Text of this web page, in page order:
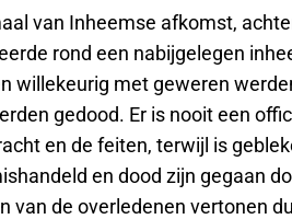
van Inheemse afkomst,
rond een nabijgelegen
willekeurig met geweren
gedood. Er is nooit een
en de feiten, terwijl is
en dood zijn gegaan
van de overledenen vertonen